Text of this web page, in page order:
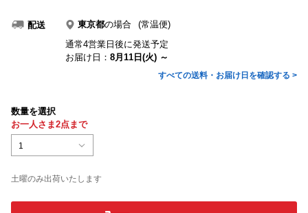
配送 東京都の場合
(常温便)
通常4営業日後に発送予定
お届け日： 8月11日(火) ～
すべての送料・お届け日を確認する >
数量を選択
お一人さま2点まで
1
土曜のみ出荷いたします